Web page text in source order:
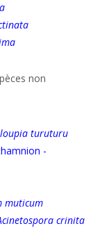
non
turuturu
-
muticum
crinita